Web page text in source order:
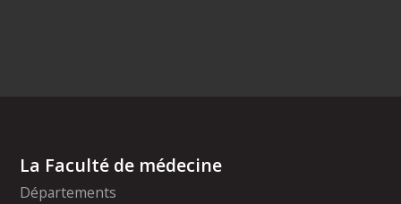
La Faculté de médecine
Départements